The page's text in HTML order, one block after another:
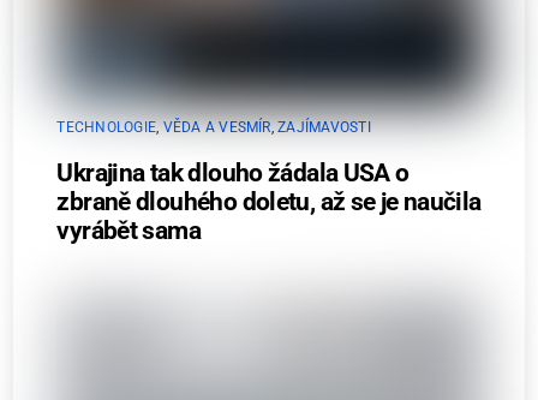
TECHNOLOGIE, VĚDA A VESMÍR,ZAJÍMAVOSTI
Ukrajina tak dlouho žádala USA o
zbraně dlouhého doletu, až se je naučila
vyrábět sama